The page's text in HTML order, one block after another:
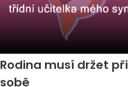
Rodina musí držet při
sobě